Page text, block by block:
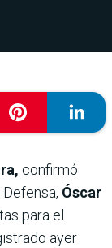
confirmó
Óscar
para el
ayer